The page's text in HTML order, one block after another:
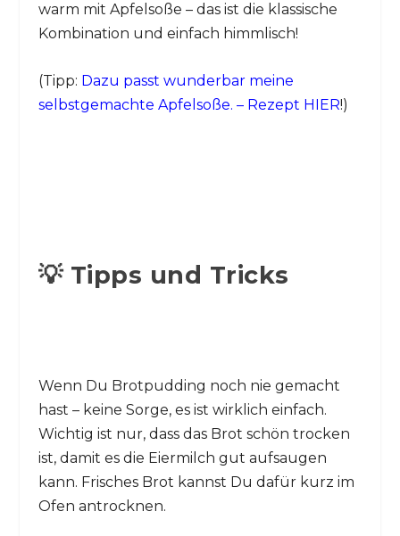
warm mit Apfelsoße – das ist die klassische
Kombination und einfach himmlisch!
(Tipp: Dazu passt wunderbar meine
selbstgemachte Apfelsoße. – Rezept HIER!)
💡 Tipps und Tricks
Wenn Du Brotpudding noch nie gemacht
hast – keine Sorge, es ist wirklich einfach.
Wichtig ist nur, dass das Brot schön trocken
ist, damit es die Eiermilch gut aufsaugen
kann. Frisches Brot kannst Du dafür kurz im
Ofen antrocknen.